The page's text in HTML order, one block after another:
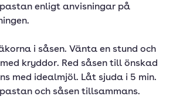
enligt anvisningar på
i såsen. Vänta en stund och
kryddor. Red såsen till önskad
med idealmjöl. Låt sjuda i 5 min.
och såsen tillsammans.